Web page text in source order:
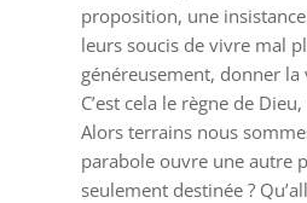
proposition, une
leurs soucis de vivre mal
généreusement, donner
C’est cela le règne de
Alors terrains nous
parabole ouvre une autre
seulement destinée ?